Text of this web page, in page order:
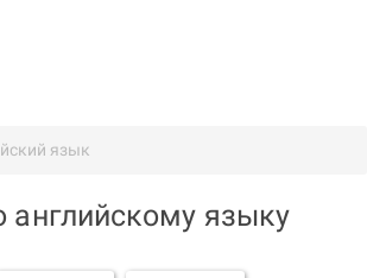
язык
английскому языку